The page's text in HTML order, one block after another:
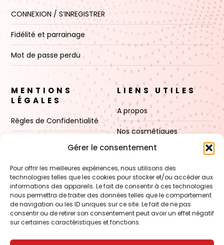
Gérer le consentement
Pour offrir les meilleures expériences, nous utilisons des
technologies telles que les cookies pour stocker et/ou accéder aux
informations des appareils. Le fait de consentir à ces technologies
nous permettra de traiter des données telles que le comportement
de navigation ou les ID uniques sur ce site. Le fait de ne pas
consentir ou de retirer son consentement peut avoir un effet négatif
sur certaines caractéristiques et fonctions.
CONNEXION / S’INREGISTRER
Fidélité et parrainage
Mot de passe perdu
MENTIONS
LÉGALES
Règles de Confidentialité
Politique de cookies (UE)
LIENS UTILES
A propos
Nos cosmétiques
Nos cires
Boutique
Contact